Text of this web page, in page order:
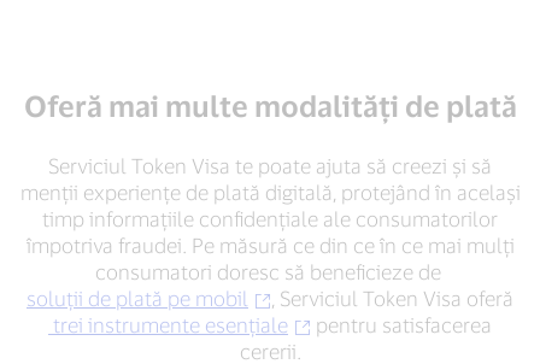
Oferă mai multe modalități de plată
Serviciul Token Visa te poate ajuta să creezi și să
menții experiențe de plată digitală, protejând în același
timp informațiile confidențiale ale consumatorilor
împotriva fraudei. Pe măsură ce din ce în ce mai mulți
consumatori doresc să beneficieze de
soluții de plată pe mobil
, Serviciul Token Visa oferă
trei instrumente esențiale
pentru satisfacerea
cererii.